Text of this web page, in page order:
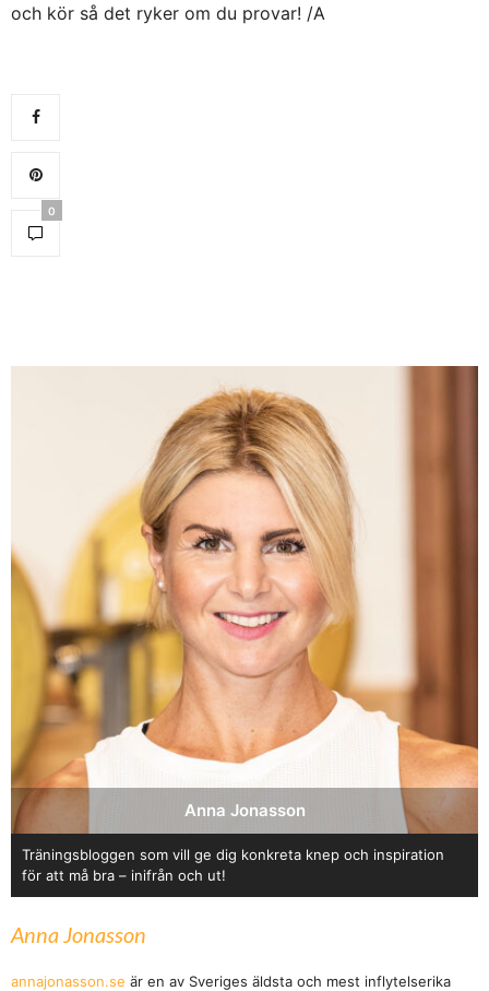
och kör så det ryker om du provar! /A
0
Anna Jonasson
Träningsbloggen som vill ge dig konkreta knep och inspiration
för att må bra – inifrån och ut!
Anna Jonasson
annajonasson.se är en av Sveriges äldsta och mest inflytelserika